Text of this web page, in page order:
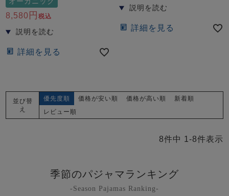
8,580 税込
詳細を見る
詳細を見る
並び替
え
優先度順 価格が安い順 価格が高い順
新着順
レビュー順
8件中 1-8件表示
季節のパジャマランキング
-Season Pajamas Ranking-